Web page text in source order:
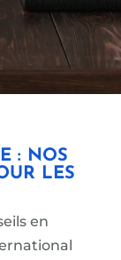
: NOS
LES
en